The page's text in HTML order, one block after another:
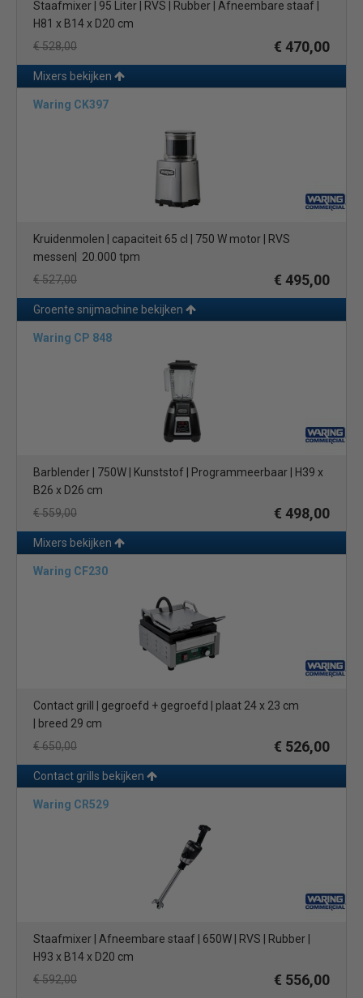
Staafmixer | 95 Liter | RVS | Rubber | Afneembare staaf |
H81 x B14 x D20 cm
€ 528,00
€ 470,00
Mixers bekijken
Waring CK397
Kruidenmolen | capaciteit 65 cl | 750 W motor | RVS
messen| 20.000 tpm
€ 527,00
€ 495,00
Groente snijmachine bekijken
Waring CP 848
Barblender | 750W | Kunststof | Programmeerbaar | H39 x
B26 x D26 cm
€ 559,00
€ 498,00
Mixers bekijken
Waring CF230
Contact grill | gegroefd + gegroefd | plaat 24 x 23 cm
| breed 29 cm
€ 650,00
€ 526,00
Contact grills bekijken
Waring CR529
Staafmixer | Afneembare staaf | 650W | RVS | Rubber |
H93 x B14 x D20 cm
€ 592,00
€ 556,00